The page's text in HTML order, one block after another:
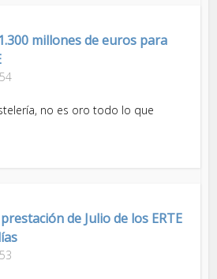
millones de euros para
no es oro todo lo que
de Julio de los ERTE